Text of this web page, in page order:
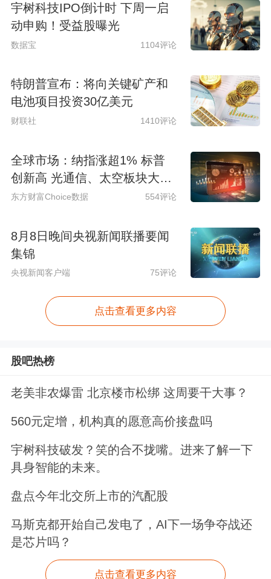
宇树科技IPO倒计时 下周一启
动申购！受益股曝光
数据宝 1104评论
特朗普宣布：将向关键矿产和
电池项目投资30亿美元
财联社 1410评论
全球市场：纳指涨超1% 标普
创新高 光通信、太空板块大涨
SpaceX涨超15%
东方财富Choice数据 554评论
8月8日晚间央视新闻联播要闻
集锦
央视新闻客户端 75评论
点击查看更多内容
股吧热榜
老美非农爆雷 北京楼市松绑 这周要干大事？
560元定增，机构真的愿意高价接盘吗
宇树科技破发？笑的合不拢嘴。进来了解一下
具身智能的未来。
盘点今年北交所上市的汽配股
马斯克都开始自己发电了，AI下一场争夺战还
是芯片吗？
点击查看更多内容